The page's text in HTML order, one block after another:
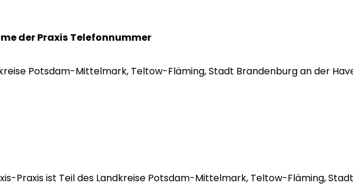
der Praxis Telefonnummer
Potsdam-Mittelmark, Teltow-Fläming, Stadt Brandenburg an der
Praxis ist Teil des Landkreise Potsdam-Mittelmark, Teltow-Fläming,